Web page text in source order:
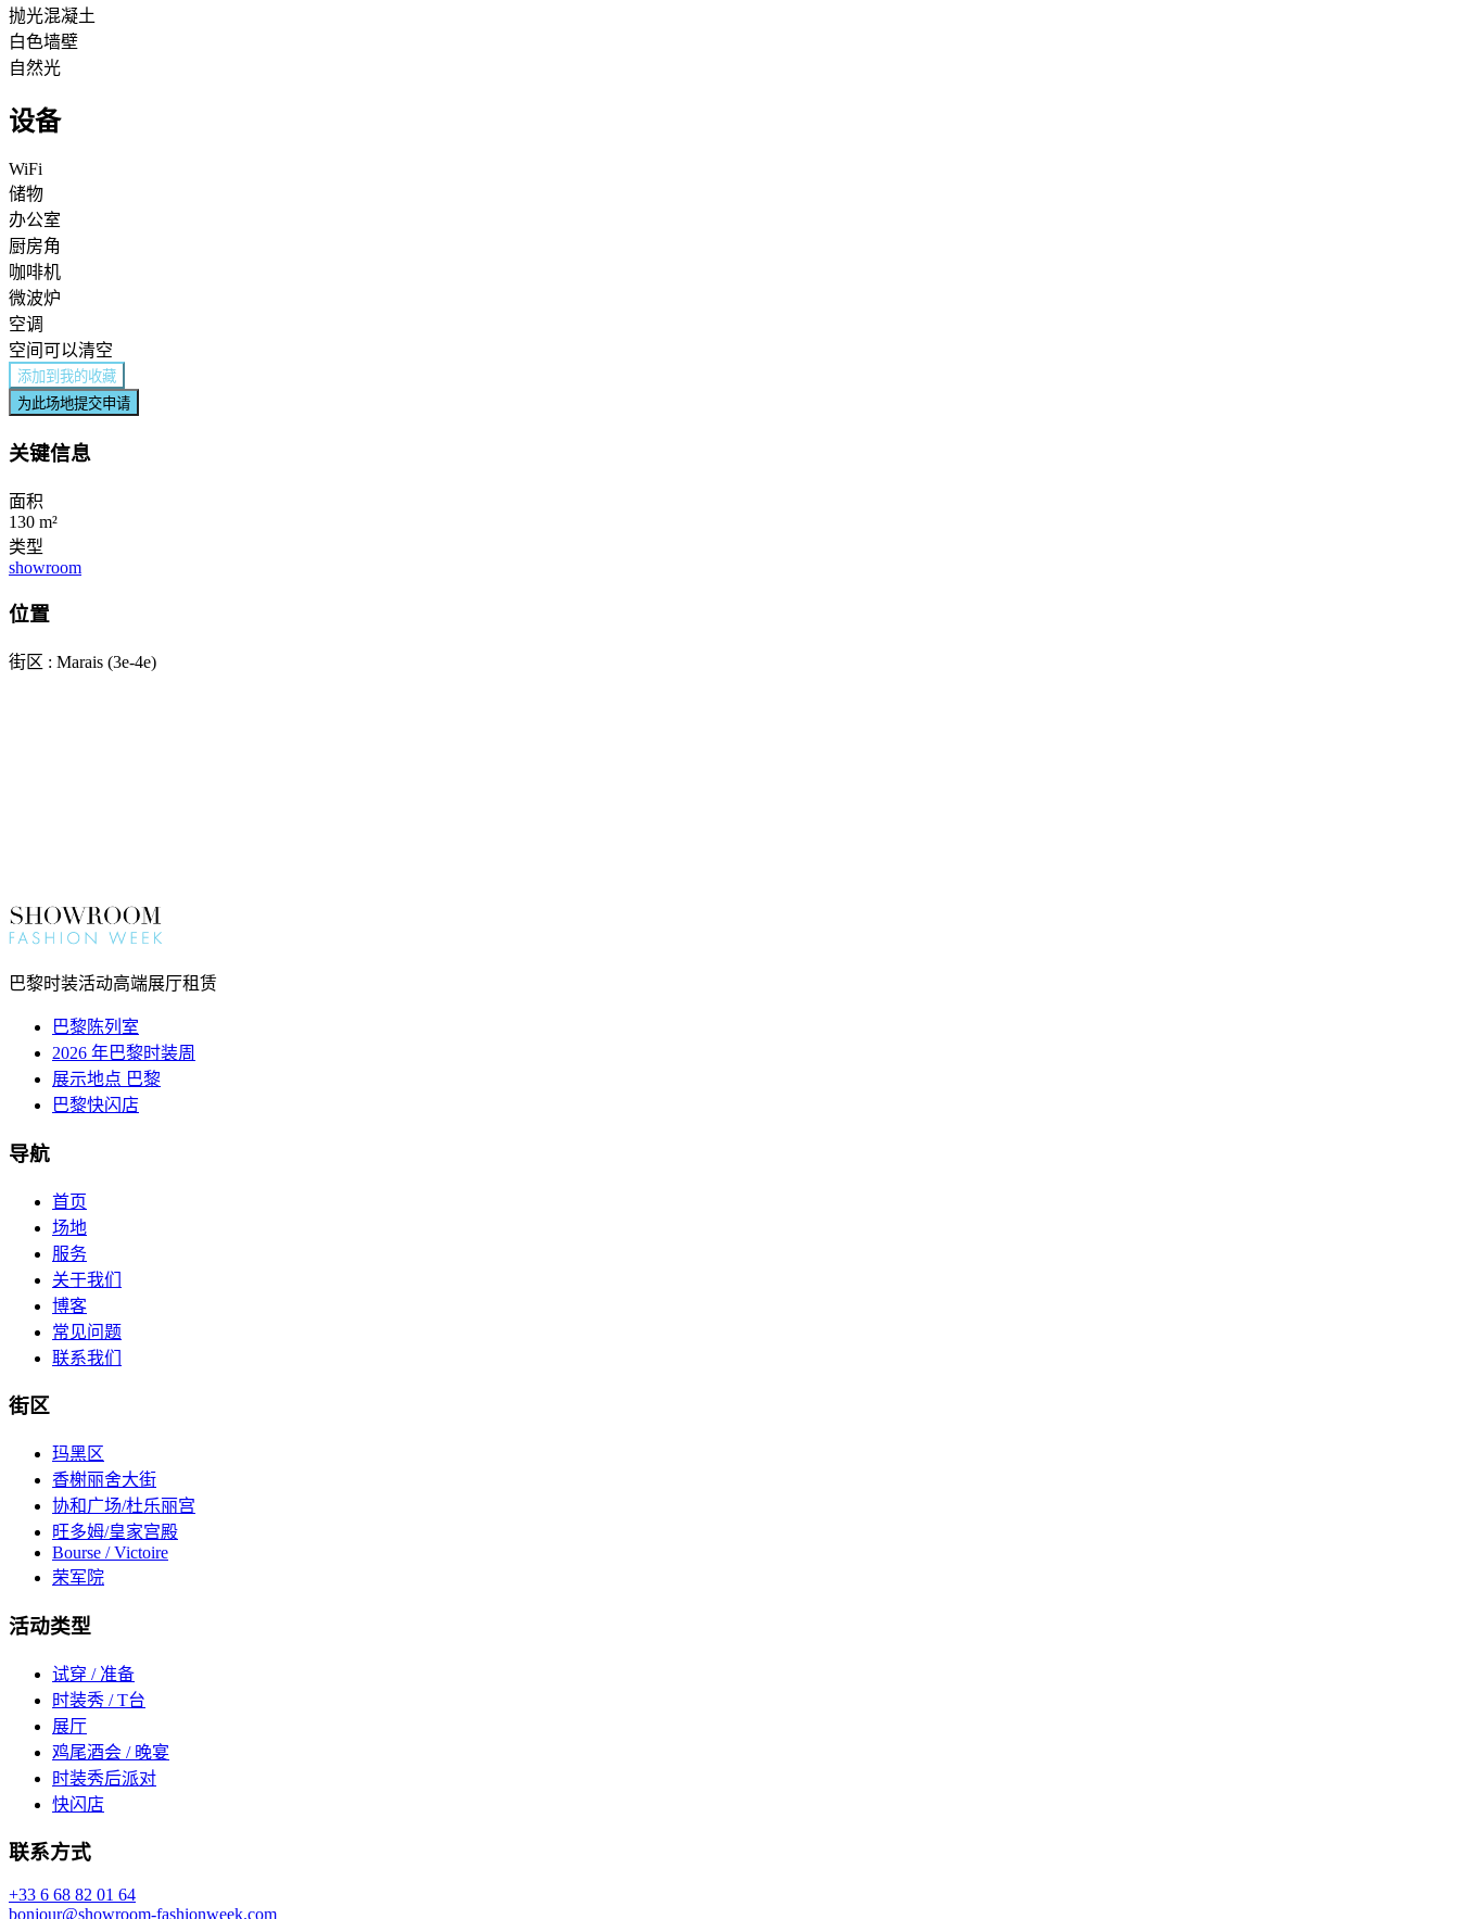
抛光混凝土
白色墙壁
自然光
设备
WiFi
储物
办公室
厨房角
咖啡机
微波炉
空调
空间可以清空
添加到我的收藏
为此场地提交申请
关键信息
面积
130 m²
类型
showroom
位置
街区 : Marais (3e-4e)
巴黎时装活动高端展厅租赁
巴黎陈列室
2026 年巴黎时装周
展示地点 巴黎
巴黎快闪店
导航
首页
场地
服务
关于我们
博客
常见问题
联系我们
街区
玛黑区
香榭丽舍大街
协和广场/杜乐丽宫
旺多姆/皇家宫殿
Bourse / Victoire
荣军院
活动类型
试穿 / 准备
时装秀 / T台
展厅
鸡尾酒会 / 晚宴
时装秀后派对
快闪店
联系方式
+33 6 68 82 01 64
bonjour@showroom-fashionweek.com